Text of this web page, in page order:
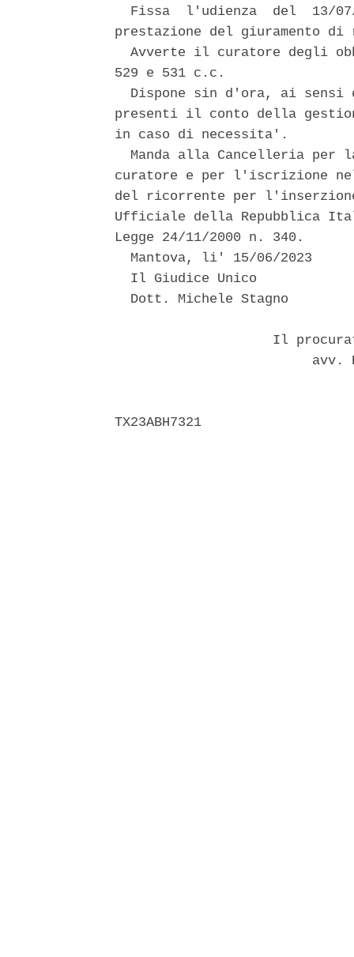
Fissa  l'udienza  del  13/
prestazione del giuramento
Avverte il curatore degli
529 e 531 c.c.
Dispone sin d'ora, ai sensi
presenti il conto della
in caso di necessita'.
Manda alla Cancelleria per
curatore e per l'iscrizione
del ricorrente per
Ufficiale della Repubblica
Legge 24/11/2000 n. 340.
  Mantova, li' 15/06/2023
  Il Giudice Unico
  Dott. Michele Stagno
Il